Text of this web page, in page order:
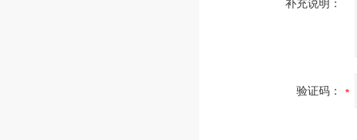
补充说明：
验证码：